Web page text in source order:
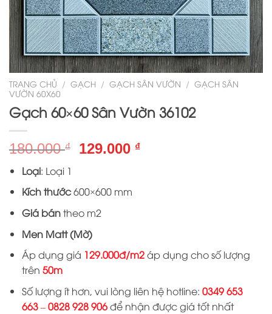
TRANG CHỦ / GẠCH / GẠCH SÂN VƯỜN / GẠCH SÂN
VƯỜN 60X60
Gạch 60×60 Sân Vườn 36102
180.000₫
Giá
180.000 ₫.
129.000 ₫Giá
Loại: Loại 1
Kích thước600×600 mm
Giá bántheo m2
Men Matt (Mờ)
Áp dụng giá 129.000đ/m2áp dụng cho số lượng
trên 50m
Số lượng ít hơn, vui lòng liên hệ hotline: 0349 653
663–0828 928 906để nhận được giá tốt nhất